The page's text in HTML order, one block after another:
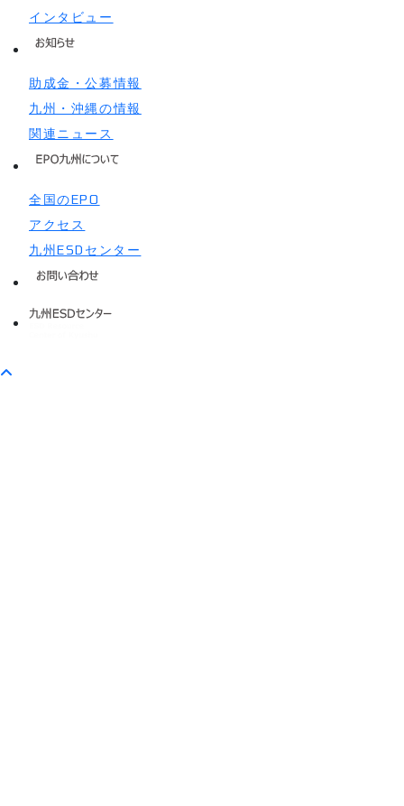
インタビュー
助成金・公募情報
九州・沖縄の情報
関連ニュース
全国のEPO
アクセス
九州ESDセンター